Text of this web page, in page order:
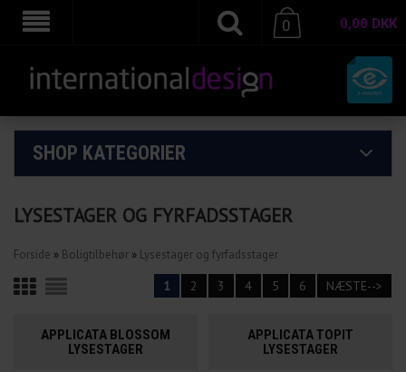
0,00 DKK
0
SHOP KATEGORIER
LYSESTAGER OG FYRFADSSTAGER
Forside » Boligtilbehør » Lysestager og fyrfadsstager
1 2 3 4 5 6 NÆSTE-->
APPLICATA BLOSSOM
LYSESTAGER
APPLICATA TOPIT
LYSESTAGER